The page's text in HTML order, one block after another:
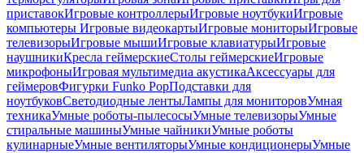
приставокИгровые контроллерыИгровые ноутбукиИгровые
компьютеры Игровые видеокартыИгровые мониторыИгровые
телевизорыИгровые мышиИгровые клавиатурыИгровые
наушникиКресла геймерскиеСтолы геймерскиеИгровые
микрофоныИгровая мультимедиа акустикаАксессуары для
геймеровФигурки Funko PopПодставки для
ноутбуковСветодиодные лентыЛампы для мониторовУмная
техникаУмные роботы-пылесосыУмные телевизорыУмные
стиральные машиныУмные чайникиУмные роботы
кулинарныеУмные вентиляторыУмные кондиционерыУмные